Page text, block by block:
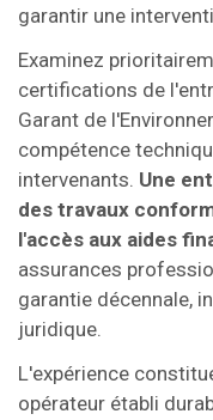
garantir une
Examinez
certifications de
Garant de
compétence
intervenants. Une
des travaux
l'accès aux aides
assurances
garantie décennale,
juridique.
L'expérience
opérateur établi